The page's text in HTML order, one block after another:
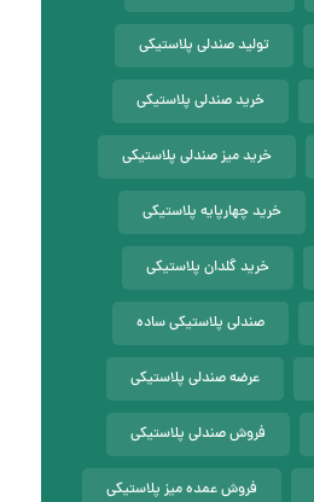
تولید صندلی پلاستیکی
خرید صندلی پلاستیکی
خرید میز صندلی پلاستیکی
خرید چهارپایه پلاستیکی
خرید گلدان پلاستیکی
صندلی پلاستیکی ساده
عرضه صندلی پلاستیکی
فروش صندلی پلاستیکی
فروش عمده میز پلاستیکی